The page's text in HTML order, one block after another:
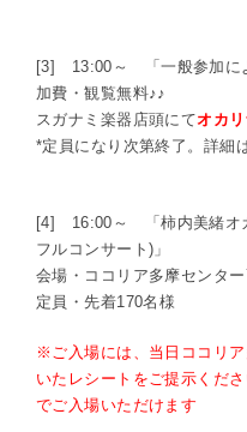
[3] 13:00～ 「一般参加に
加費・観覧無料♪♪
スガナミ楽器店頭にてオカ
*定員になり次第終了。詳細
[4] 16:00～ 「柿内美緒オ
フルコンサート)」
会場・ココリア多摩センタ
定員・先着170名様
※ご入場には、当日ココリ
いたレシートをご提示くだ
でご入場いただけます